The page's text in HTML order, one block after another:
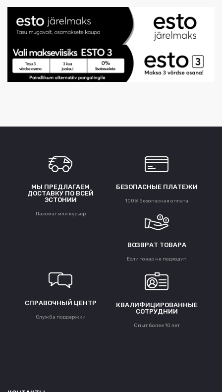
МЫ ПРЕДЛАГАЕМ
ДОСТАВКУ ПО ВСЕЙ
ЭСТОНИИ
Пакомат или курьер
БЕЗОПАСНЫЕ ПЛАТЕЖИ
100% безопасная оплата
ВОЗВРАТ ТОВАРА
Если товар не подходит
СПРАВОЧНЫЙ ЦЕНТР
Служба поддержки
КВАЛИФИЦИРОВАННЫЕ
СОТРУДНИИ
Опыт более 10 лет